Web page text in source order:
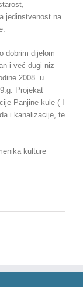
jedinstvenost na
dobrim dijelom
i već dugi niz
2008. u
Projekat
Panjine kule ( I
i kanalizacije, te
kulture